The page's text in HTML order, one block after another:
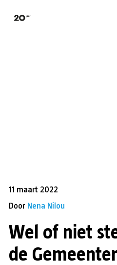
11 maart 2022
Door Nena Nilou
Wel of niet
de